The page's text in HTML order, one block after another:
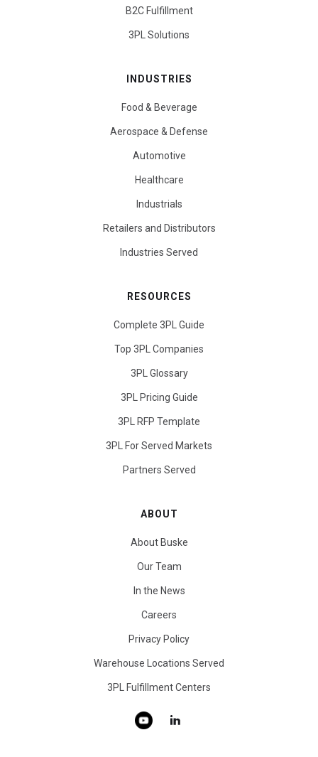
B2C Fulfillment
3PL Solutions
INDUSTRIES
Food & Beverage
Aerospace & Defense
Automotive
Healthcare
Industrials
Retailers and Distributors
Industries Served
RESOURCES
Complete 3PL Guide
Top 3PL Companies
3PL Glossary
3PL Pricing Guide
3PL RFP Template
3PL For Served Markets
Partners Served
ABOUT
About Buske
Our Team
In the News
Careers
Privacy Policy
Warehouse Locations Served
3PL Fulfillment Centers